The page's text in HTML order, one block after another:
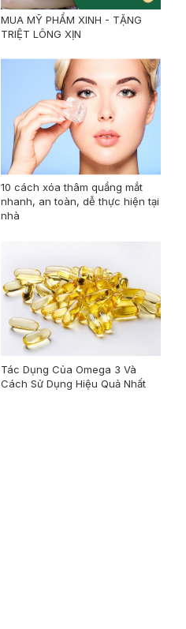
MUA MỸ PHẨM XINH - TẶNG
TRIỆT LÔNG XỊN
10 cách xóa thâm quầng mắt
nhanh, an toàn, dễ thực hiện tại
nhà
Tác Dụng Của Omega 3 Và
Cách Sử Dụng Hiệu Quả Nhất